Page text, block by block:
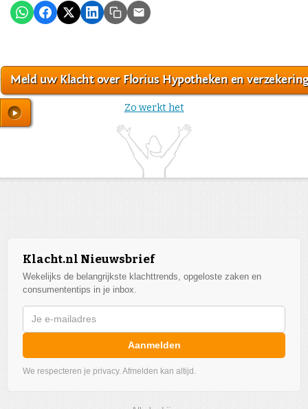
Meld uw Klacht over Florius Hypotheken en
Zo werkt het
Klacht.nl Nieuwsbrief
Wekelijks de belangrijkste klachttrends, opgeloste zaken en
consumententips in je inbox.
Aanmelden
We respecteren je privacy. Afmelden kan altijd.